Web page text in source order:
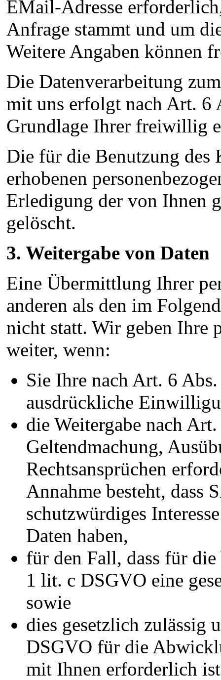
EMail-Adresse
Anfrage stammt und um
Weitere Angaben können
Die Datenverarbeitung
mit uns erfolgt nach Art. 6
Grundlage Ihrer freiwillig
Die für die Benutzung
erhobenen
Erledigung der von Ihnen
gelöscht.
3. Weitergabe von Daten
Eine Übermittlung Ihrer
anderen als den im
nicht statt. Wir geben Ihre
weiter, wenn:
Sie Ihre nach Art. 6
ausdrückliche
die Weitergabe nach
Geltendmachung,
Rechtsansprüchen
Annahme besteht, dass
schutzwürdiges
Daten haben,
für den Fall, dass für
1 lit. c DSGVO eine
sowie
dies gesetzlich zulässig
DSGVO für die
mit Ihnen erforderlich